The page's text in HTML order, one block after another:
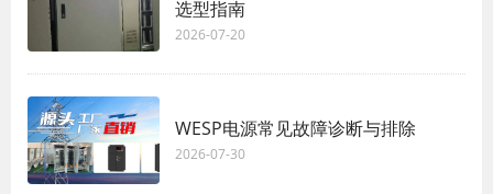
选型指南
2026-07-20
WESP电源常见故障诊断与排除
2026-07-30